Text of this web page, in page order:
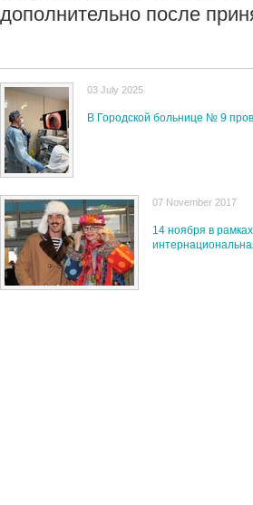
дополнительно после
03 July 2025
В Городской больнице № 9
07 November 2017
14 ноября в